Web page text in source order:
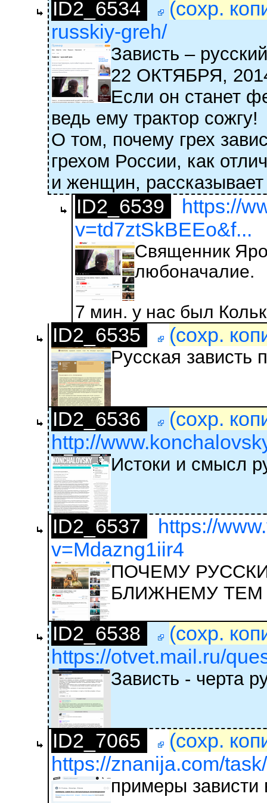
ID2_6534
(сохр.
russkiy-greh/
Зависть –
22 ОКТЯБРЯ,
Если он станет
ведь ему трактор сожгу!
О том, почему грех
грехом России, как
и женщин,
ID2_6539
https://
v=td7ztSkBEEo&f...
Священник
любоначалие.
7 мин. у нас был
ID2_6535 (сохр.
Русская зависть
ID2_6536
(сохр.
http://
Истоки и смысл
ID2_6537
https://
v=Mdazng1iir4
ПОЧЕМУ
БЛИЖНЕМУ ТЕМ
ID2_6538
(сохр.
https://otvet.mail.ru/
Зависть - черта
ID2_7065
(сохр.
https://znanija.com/
примеры зависти